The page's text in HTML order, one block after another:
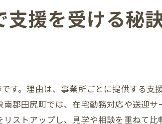
認したい費用と必要書類
作成費用の補助制度について
きの疑問点を事前に解決
援B型の最新サービス動向を紹介
業等多様化する支援内容の現状
支援を受ける秘
す。理由は、事業所ごとに提供する支
郡田尻町では、在宅勤務対応や送迎
ストアップし、見学や相談を重ねて